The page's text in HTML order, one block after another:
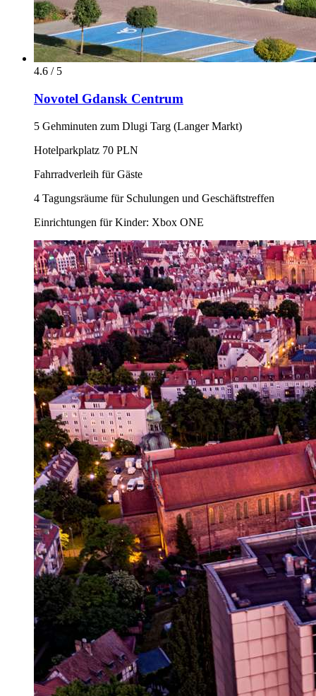
4.6 / 5
Novotel Gdansk Centrum
5 Gehminuten zum Dlugi Targ (Langer Markt)
Hotelparkplatz 70 PLN
Fahrradverleih für Gäste
4 Tagungsräume für Schulungen und Geschäftstreffen
Einrichtungen für Kinder: Xbox ONE